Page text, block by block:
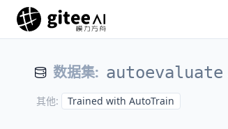
数据集: autoevaluate
其他: Trained with AutoTrain